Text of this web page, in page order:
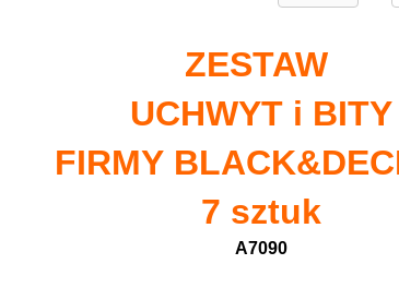
ZESTAW
UCHWYT i BITY
FIRMY
7 sztuk
A7090